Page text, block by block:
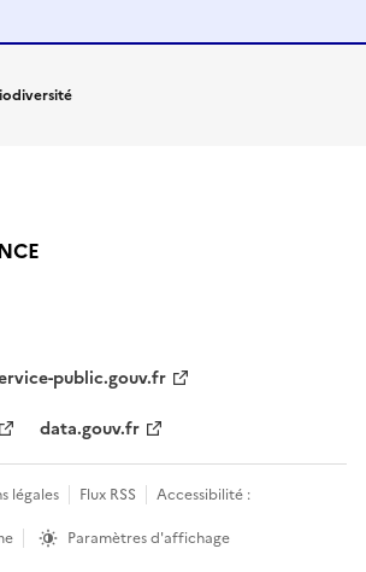
public.gouv.fr
data.gouv.fr
légales Flux RSS
Accessibilité :
Paramètres d'affichage